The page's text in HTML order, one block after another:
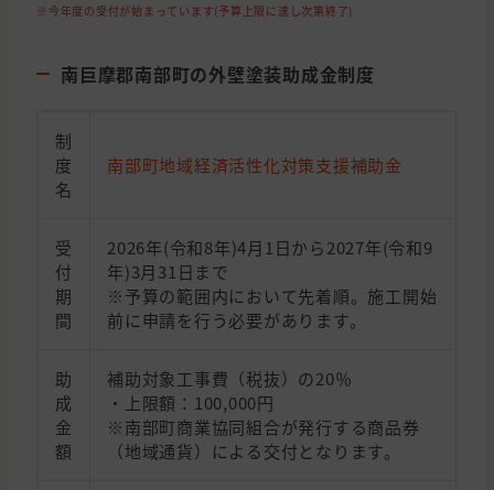
※今年度の受付が始まっています(予算上限に達し次第終了)
南巨摩郡南部町の外壁塗装助成金制度
制
度
名
南部町地域経済活性化対策支援補助金
受
付
期
間
2026年(令和8年)4月1日から2027年(令和9
年)3月31日まで
※予算の範囲内において先着順。施工開始
前に申請を行う必要があります。
助
成
金
額
補助対象工事費（税抜）の20％
・上限額：100,000円
※南部町商業協同組合が発行する商品券
（地域通貨）による交付となります。